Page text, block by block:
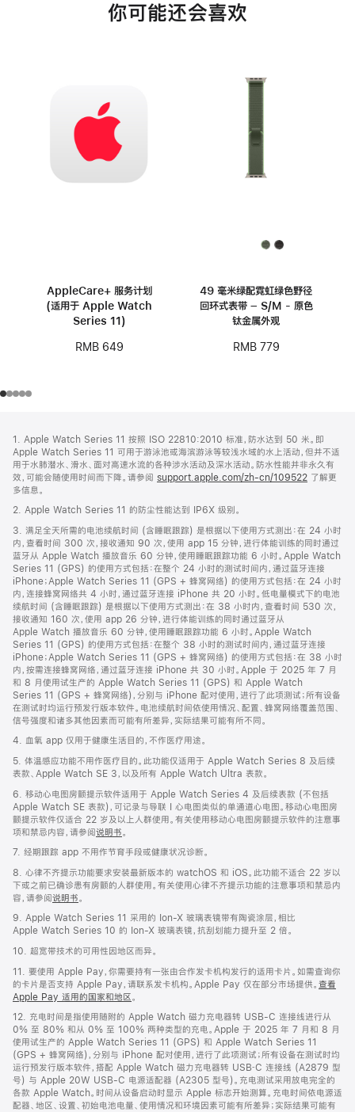
你可能还会喜欢
AppleCare+ 服务计划
(适用于 Apple Watch
Series 11)
RMB 649
49 毫米绿配霓虹绿色野径
回环式表带 – S/M - 原色
钛金属外观
RMB 779
页
页
脚
注
1. Apple Watch Series 11 按照 ISO 22810:2010 标准，防水达到 50 米。即
Apple Watch Series 11 可用于游泳池或海滨游泳等较浅水域的水上活动，但并不适
用于水肺潜水、滑水、面对高速水流的各种涉水活动及深水活动。防水性能并非永久有
效，可能会随使用时间而下降。请参阅 support.apple.com/zh-cn/109522 了解更
多信息。
2. Apple Watch Series 11 的防尘性能达到 IP6X 级别。
3. 满足全天所需的电池续航时间 (含睡眠跟踪) 是根据以下使用方式测出：在 24 小时
内，查看时间 300 次，接收通知 90 次，使用 app 15 分钟，进行体能训练的同时通过
蓝牙从 Apple Watch 播放音乐 60 分钟，使用睡眠跟踪功能 6 小时。Apple Watch
Series 11 (GPS) 的使用方式包括：在整个 24 小时的测试时间内，通过蓝牙连接
iPhone；Apple Watch Series 11 (GPS + 蜂窝网络) 的使用方式包括：在 24 小时
内，连接蜂窝网络共 4 小时，通过蓝牙连接 iPhone 共 20 小时。低电量模式下的电池
续航时间 (含睡眠跟踪) 是根据以下使用方式测出：在 38 小时内，查看时间 530 次，
接收通知 160 次，使用 app 26 分钟，进行体能训练的同时通过蓝牙从
Apple Watch 播放音乐 60 分钟，使用睡眠跟踪功能 6 小时。Apple Watch
Series 11 (GPS) 的使用方式包括：在整个 38 小时的测试时间内，通过蓝牙连接
iPhone；Apple Watch Series 11 (GPS + 蜂窝网络) 的使用方式包括：在 38 小时
内，按需连接蜂窝网络，通过蓝牙连接 iPhone 共 30 小时。Apple 于 2025 年 7 月
和 8 月使用试生产的 Apple Watch Series 11 (GPS) 和 Apple Watch
Series 11 (GPS + 蜂窝网络)，分别与 iPhone 配对使用，进行了此项测试；所有设备
在测试时均运行预发行版本软件。电池续航时间依使用情况、配置、蜂窝网络覆盖范围、
信号强度和诸多其他因素而可能有所差异，实际结果可能有所不同。
4. 血氧 app 仅用于健康生活目的，不作医疗用途。
5. 体温感应功能不用作医疗目的。此功能仅适用于 Apple Watch Series 8 及后续
表款、Apple Watch SE 3，以及所有 Apple Watch Ultra 表款。
6. 移动心电图房颤提示软件适用于 Apple Watch Series 4 及后续表款 (不包括
Apple Watch SE 表款)，可记录与导联 I 心电图类似的单通道心电图。移动心电图房
颤提示软件仅适合 22 岁及以上人群使用。有关使用移动心电图房颤提示软件的注意事
项和禁忌内容，请参阅说明书。
7. 经期跟踪 app 不用作节育手段或健康状况诊断。
8. 心律不齐提示功能要求安装最新版本的 watchOS 和 iOS。此功能不适合 22 岁以
下或之前已确诊患有房颤的人群使用。有关使用心律不齐提示功能的注意事项和禁忌内
容，请参阅说明书。
9. Apple Watch Series 11 采用的 Ion-X 玻璃表镜带有陶瓷涂层，相比
Apple Watch Series 10 的 Ion-X 玻璃表镜，抗刮划能力提升至 2 倍。
10. 超宽带技术的可用性因地区而异。
11. 要使用 Apple Pay，你需要持有一张由合作发卡机构发行的适用卡片。如需查询你
的卡片是否支持 Apple Pay，请联系发卡机构。Apple Pay 仅在部分市场提供。 查看
Apple Pay 适用的国家和地区。
12. 充电时间是指使用随附的 Apple Watch 磁力充电器转 USB-C 连接线进行从
0% 至 80% 和从 0% 至 100% 两种类型的充电。Apple 于 2025 年 7 月和 8 月
使用试生产的 Apple Watch Series 11 (GPS) 和 Apple Watch Series 11
(GPS + 蜂窝网络)，分别与 iPhone 配对使用，进行了此项测试；所有设备在测试时均
运行预发行版本软件，搭配 Apple Watch 磁力充电器转 USB‑C 连接线 (A2879 型
号) 与 Apple 20W USB-C 电源适配器 (A2305 型号)。充电测试采用放电完全的
各款 Apple Watch。时间从设备启动时显示 Apple 标志开始测算。充电时间依电源适
配器、地区、设置、初始电池电量、使用情况和环境因素可能有所差异；实际结果可能有